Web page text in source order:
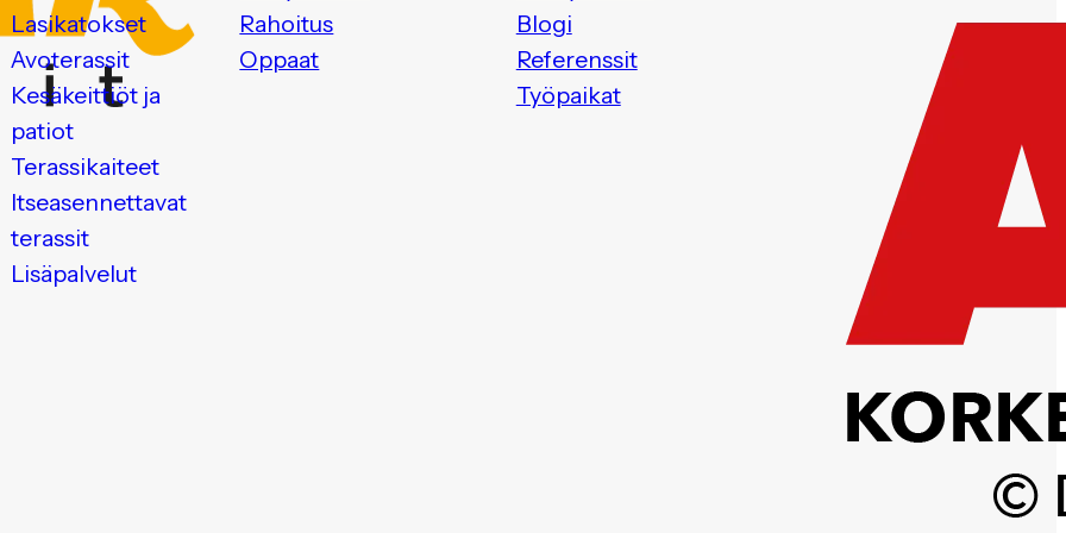
Lasikatokset
Avoterassit
Kesäkeittiöt ja
patiot
Terassikaiteet
Itseasennettavat
terassit
Lisäpalvelut
Rahoitus
Oppaat
Blogi
Referenssit
Työpaikat